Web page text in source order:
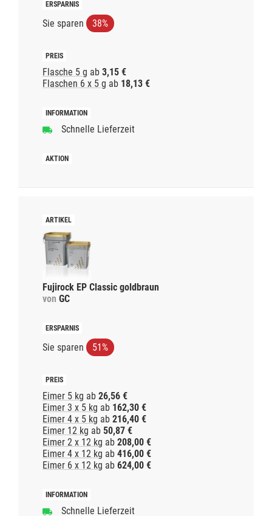
Sie sparen 38%
Flasche 5 g ab 3,15 €
Flaschen 6 x 5 g ab 18,13 €
Schnelle Lieferzeit
Fujirock EP Classic goldbraun
von GC
Sie sparen 51%
Eimer 5 kg ab 26,56 €
Eimer 3 x 5 kg ab 162,30 €
Eimer 4 x 5 kg ab 216,40 €
Eimer 12 kg ab 50,87 €
Eimer 2 x 12 kg ab 208,00 €
Eimer 4 x 12 kg ab 416,00 €
Eimer 6 x 12 kg ab 624,00 €
Schnelle Lieferzeit